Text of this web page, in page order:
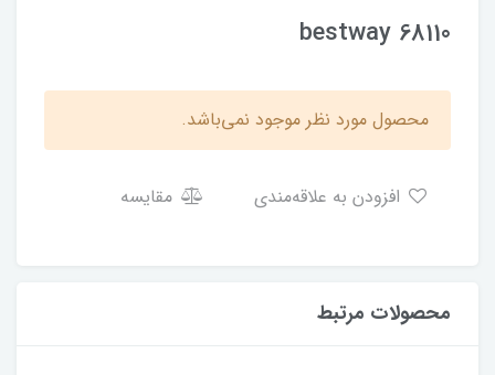
bestway 68110
محصول مورد نظر موجود نمی‌باشد.
مقایسه
محصولات مرتبط